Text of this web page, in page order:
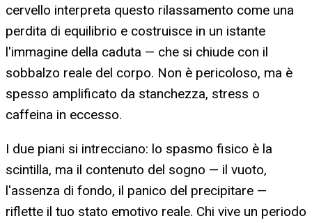
cervello interpreta questo rilassamento come una
perdita di equilibrio e costruisce in un istante
l'immagine della caduta — che si chiude con il
sobbalzo reale del corpo. Non è pericoloso, ma è
spesso amplificato da stanchezza, stress o
caffeina in eccesso.
I due piani si intrecciano: lo spasmo fisico è la
scintilla, ma il contenuto del sogno — il vuoto,
l'assenza di fondo, il panico del precipitare —
riflette il tuo stato emotivo reale. Chi vive un periodo